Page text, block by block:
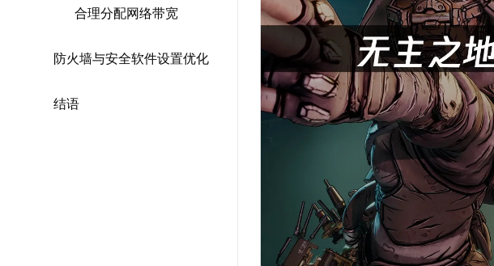
合理分配网络带宽
防火墙与安全软件设置优化
结语